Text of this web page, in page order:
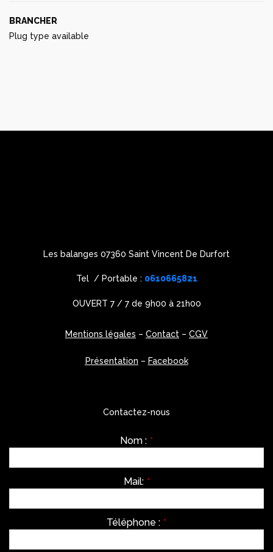
BRANCHER
Plug type available
Les balanges 07360 Saint Vincent De Durfort
Tel / Portable : 0610665821
OUVERT 7 / 7 de 9h00 à 21h00
Mentions légales – Contact – CGV
Présentation – Facebook
Contactez-nous
Nom : *
Mail: *
Téléphone : *